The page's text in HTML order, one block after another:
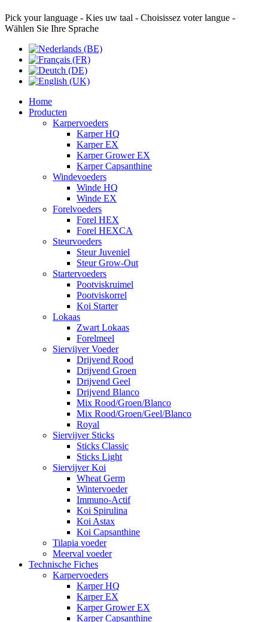
Pick your language - Kies uw taal - Choisissez voter langue -
Wählen Sie Ihre Sprache
Home
Producten
Karpervoeders
Karper HQ
Karper EX
Karper Grower EX
Karper Capsanthine
Windevoeders
Winde HQ
Winde EX
Forelvoeders
Forel HEX
Forel HEXCA
Steurvoeders
Steur Juveniel
Steur Grow-Out
Startervoeders
Pootviskruimel
Pootviskorrel
Koi Starter
Lokaas
Zwart Lokaas
Forelmeel
Siervijver Voeder
Drijvend Rood
Drijvend Groen
Drijvend Geel
Drijvend Blanco
Mix Rood/Groen/Blanco
Mix Rood/Groen/Geel/Blanco
Royal
Siervijver Sticks
Sticks Classic
Sticks Light
Siervijver Koi
Wheat Germ
Wintervoeder
Immuno-Actif
Koi Spirulina
Koi Astax
Koi Capsanthine
Tilapia voeder
Meerval voeder
Technische Fiches
Karpervoeders
Karper HQ
Karper EX
Karper Grower EX
Karper Capsanthine